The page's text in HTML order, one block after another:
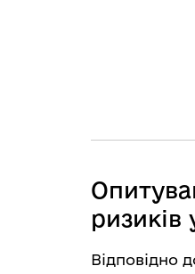
ризиків
Відповідно